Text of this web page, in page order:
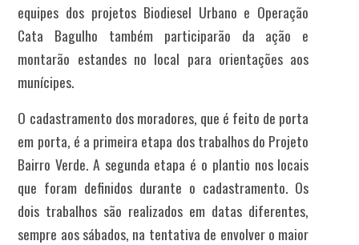
equipes dos projetos Biodiesel Urbano e Operação
Cata Bagulho também participarão da ação e
montarão estandes no local para orientações aos
munícipes.
O cadastramento dos moradores, que é feito de porta
em porta, é a primeira etapa dos trabalhos do Projeto
Bairro Verde. A segunda etapa é o plantio nos locais
que foram definidos durante o cadastramento. Os
dois trabalhos são realizados em datas diferentes,
sempre aos sábados, na tentativa de envolver o maior